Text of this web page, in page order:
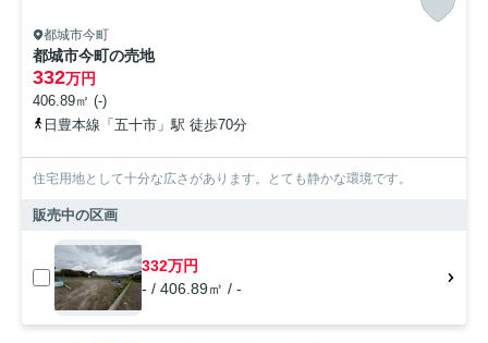
都城市今町
都城市今町の売地
332万円
406.89㎡ (-)
日豊本線「五十市」駅 徒歩70分
住宅用地として十分な広さがあります。とても静かな環境です。
販売中の区画
332万円
- / 406.89㎡ / -